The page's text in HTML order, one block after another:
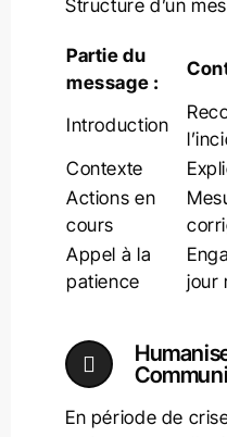
Structure d’un
Partie du
message :
Introduction
Contexte
Actions en
cours
Appel à la
patience
jour
En période de